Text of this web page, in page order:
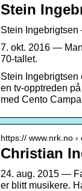
Stein
Stein Ingebrigtsen
7. okt. 2016 —
70-tallet.
Stein Ingebrigtsen
en tv-opptreden
med Cento
https:// www.nrk.no
Christian
24. aug. 2015 —
er blitt musikere.